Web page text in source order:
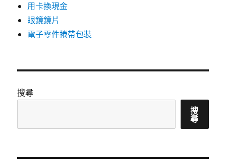
用卡換現金
眼鏡鏡片
電子零件捲帶包裝
搜尋
搜
尋